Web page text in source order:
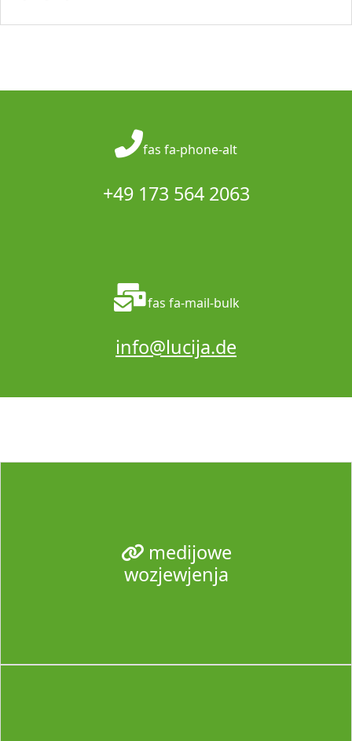
fas fa-phone-alt
+49 173 564 2063
fas fa-mail-bulk
info@lucija.de
medijowe
wozjewjenja